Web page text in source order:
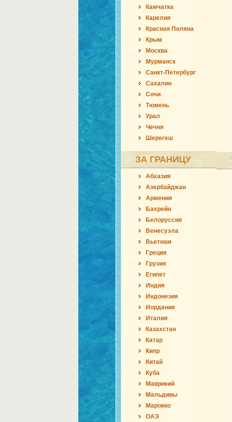
Камчатка
Карелия
Красная Поляна
Крым
Москва
Мурманск
Санкт-Петербург
Сахалин
Сочи
Тюмень
Урал
Чечня
Шерегеш
ЗА ГРАНИЦУ
Абхазия
Азербайджан
Армения
Бахрейн
Белоруссия
Венесуэла
Вьетнам
Греция
Грузия
Египет
Индия
Индонезия
Иордания
Италия
Казахстан
Катар
Кипр
Китай
Куба
Маврикий
Мальдивы
Марокко
ОАЭ